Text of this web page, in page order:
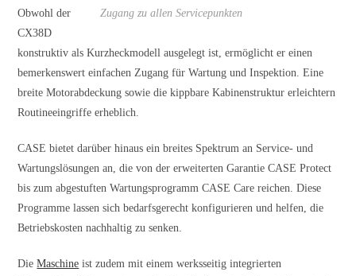
Zugang zu allen Servicepunkten
Obwohl der
CX38D
konstruktiv als Kurzheckmodell ausgelegt ist, ermöglicht er einen
bemerkenswert einfachen Zugang für Wartung und Inspektion. Eine
breite Motorabdeckung sowie die kippbare Kabinenstruktur erleichtern
Routineeingriffe erheblich.
CASE bietet darüber hinaus ein breites Spektrum an Service- und
Wartungslösungen an, die von der erweiterten Garantie CASE Protect
bis zum abgestuften Wartungsprogramm CASE Care reichen. Diese
Programme lassen sich bedarfsgerecht konfigurieren und helfen, die
Betriebskosten nachhaltig zu senken.
DieMaschine ist zudem mit einem werksseitig integrierten